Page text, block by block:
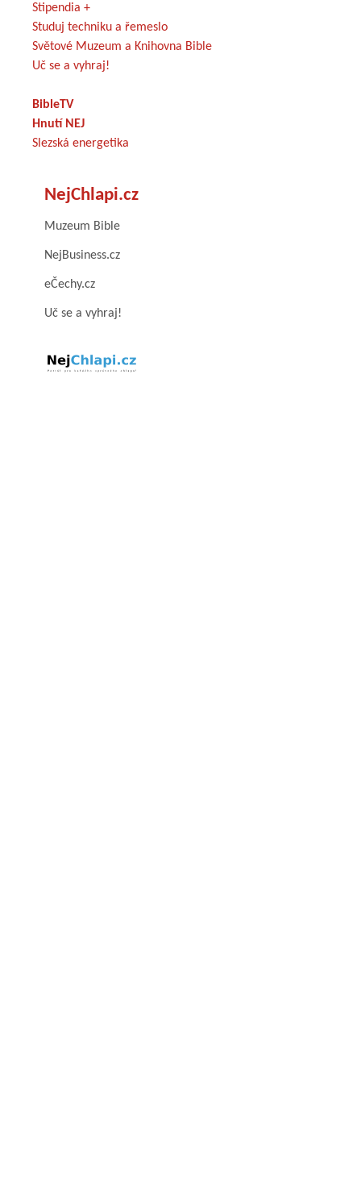
Stipendia +
Studuj techniku a řemeslo
Světové Muzeum a Knihovna Bible
Uč se a vyhraj!
BibleTV
Hnutí NEJ
Slezská energetika
NejChlapi.cz
Muzeum Bible
NejBusiness.cz
eČechy.cz
Uč se a vyhraj!